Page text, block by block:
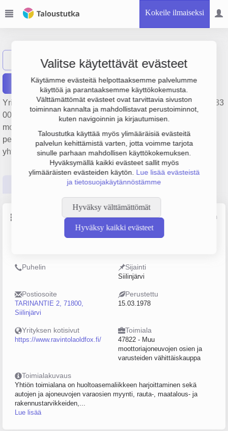
Kokeile ilmaiseksi
Valitse käytettävät evästeet
Käytämme evästeitä helpottaaksemme palvelumme
käyttöä ja parantaaksemme käyttökokemusta.
Välttämättömät evästeet ovat tarvittavia sivuston
toiminnan kannalta ja mahdollistavat perustoiminnot,
kuten navigoinnin ja kirjautumisen.
Taloustutka käyttää myös ylimääräisiä evästeitä
palvelun kehittämistä varten, jotta voimme tarjota
sinulle parhaan mahdollisen käyttökokemuksen.
Hyväksymällä kaikki evästeet sallit myös
ylimääräisten evästeiden käytön. Lue lisää evästeistä
ja tietosuojakäytännöstämme
Hyväksy välttämättömät
Hyväksy kaikki evästeet
Näytä haku Siilin Autotalo Oy
Raportit
Yrityksen Siilin Autotalo Oy liikevaihto on 3.7 milj. €, tulos 233
000 € ja henkilöstömäärä 11. Sen päätoimiala on Muu
moottoriajoneuvojen osien ja varusteiden vähittäiskauppa,
perustamisvuosi 1978 ja sijainti Siilinjärvi. Yrityksen
yhtiömuoto Osakeyhtiö (OY).
Tilinpäätösluvut Päättäjätiedot
Perustiedot Lähde: YTJ, PRH, Traficom
Henkilöstömäärä
Puhelin Sijainti
Siilinjärvi
Postiosoite
TARINANTIE 2, 71800,
Siilinjärvi
Perustettu
15.03.1978
Yrityksen kotisivut
https://www.ravintolaoldfox.fi/
Toimiala
47822 - Muu
moottoriajoneuvojen osien ja
varusteiden vähittäiskauppa
Toimialakuvaus
Yhtiön toimialana on huoltoasemaliikkeen harjoittaminen sekä
autojen ja ajoneuvojen varaosien myynti, rauta-, maatalous- ja
rakennustarvikkeiden,...
Lue lisää